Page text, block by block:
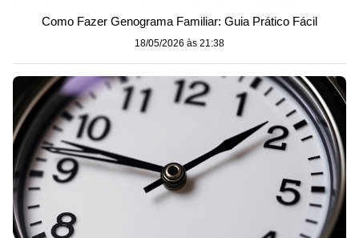
Como Fazer Genograma Familiar: Guia Prático Fácil
18/05/2026 às 21:38